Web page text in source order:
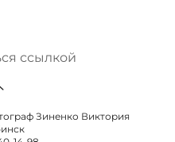
ссылкой
Зиненко Виктория